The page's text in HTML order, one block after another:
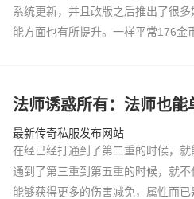
系统更新，并且改版之后推出了很
能方面也有所提升。一样平常176金
法师诱惑所有：法师也
最新传奇私服发布网站
在经已经打通到了第二重的时候，
通到了第三重到第五重的时候，就
能够获得更多的伤害减免，属性而